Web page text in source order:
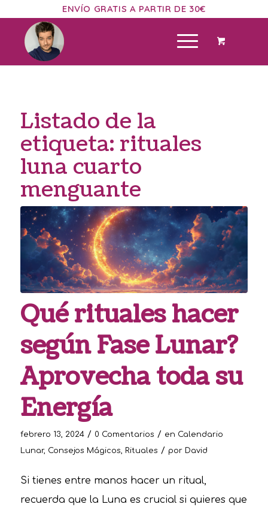
ENVÍO GRATIS A PARTIR DE 30€
Listado de la
etiqueta: rituales
luna cuarto
menguante
Qué rituales hacer
según Fase Lunar?
Aprovecha toda su
Energía
febrero 13, 2024 / 0 Comentarios / en Calendario
Lunar, Consejos Mágicos Rituales / por David
Si tienes entre manos hacer un ritual,
recuerda que la Luna es crucial si quieres que